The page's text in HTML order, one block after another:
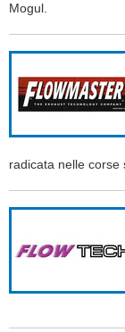
Mogul.
radicata nelle corse